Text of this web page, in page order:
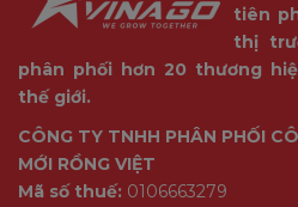
tiên
thị
phân phối hơn 20 thương
thế giới.
CÔNG TY TNHH PHÂN PHỐI
MỚI RỒNG VIỆT
Mã số thuế: 0106663279